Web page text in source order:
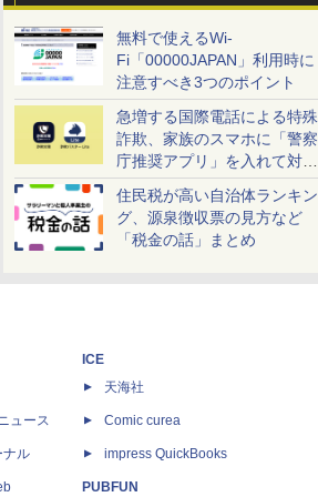
無料で使えるWi-
Fi「00000JAPAN」利用時に
注意すべき3つのポイント
急増する国際電話による特殊
詐欺、家族のスマホに「警察
庁推奨アプリ」を入れて対策
しよう！
住民税が高い自治体ランキン
グ、源泉徴収票の見方など
「税金の話」まとめ
ュース
ナル
ICE
天海社
Comic curea
impress QuickBooks
PUBFUN